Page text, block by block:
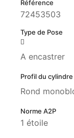
Référence
72453503
Type de Pose
A encastrer
Profil du cylindre
Rond
Norme A2P
1 étoile